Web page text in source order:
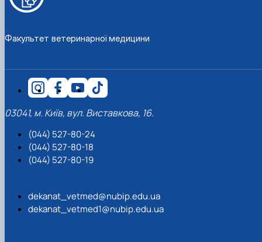
Факультет ветеринарної медицини
03041, м. Київ, вул. Виставкова, 16.
(044) 527-80-24
(044) 527-80-18
(044) 527-80-19
dekanat_vetmed@nubip.edu.ua
dekanat_vetmed1@nubip.edu.ua